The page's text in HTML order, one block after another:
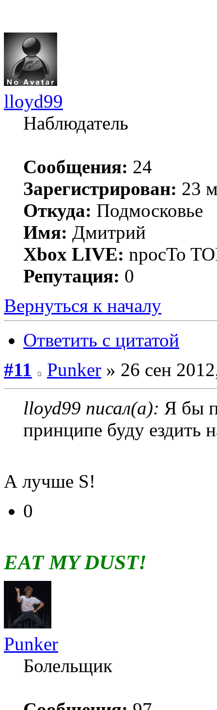
lloyd99
Наблюдатель
Сообщения: 24
Зарегистрирован: 23
Откуда: Подмосковье
Имя: Дмитрий
Xbox LIVE: npocTo
Репутация: 0
Вернуться к началу
Ответить с цитатой
#11
Punker » 26 сен
lloyd99 писал(а): Я бы
принципе буду ездить
А лучше S!
0
EAT MY DUST!
Punker
Болельщик